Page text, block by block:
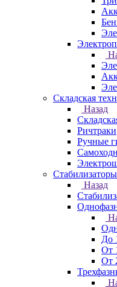
Складская
Назад
Ричтраки
Ручные
Стабилизаторы
Назад
До
От
От